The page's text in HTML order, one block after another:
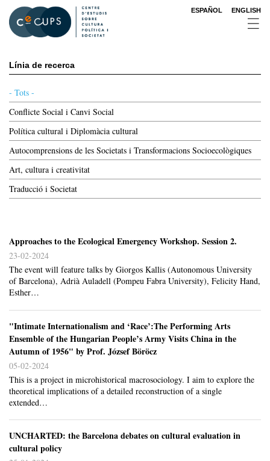
contingut
ESPAÑOL ENGLISH
Approaches to the Ecological Emergency Workshop. Session 2.
23-02-2024
The event will feature talks by Giorgos Kallis (Autonomous University
of Barcelona), Adrià Auladell (Pompeu Fabra University), Felicity Hand,
Esther…
"Intimate Internationalism and ‘Race’:The Performing Arts
Ensemble of the Hungarian People’s Army Visits China in the
Autumn of 1956" by Prof. József Böröcz
05-02-2024
This is a project in microhistorical macrosociology. I aim to explore the
theoretical implications of a detailed reconstruction of a single
extended…
UNCHARTED: the Barcelona debates on cultural evaluation in
cultural policy
Main
menu
level
Línia de recerca
- Tots -
Conflicte Social i Canvi Social
Política cultural i Diplomàcia cultural
Autocomprensions de les Societats i Transformacions Socioecològiques
Art, cultura i creativitat
Traducció i Societat